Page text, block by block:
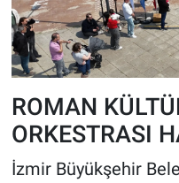
ROMAN
ORKESTRASI
İzmir Büyükşehir